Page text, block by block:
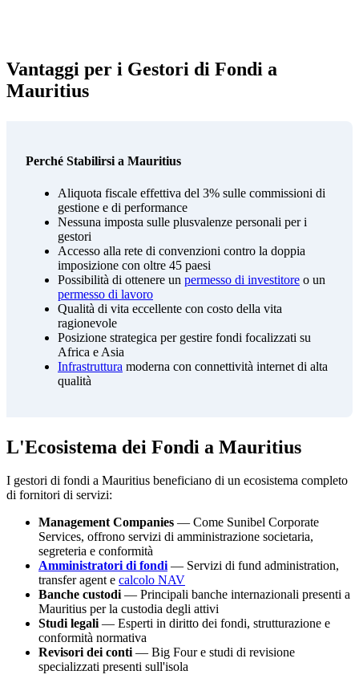
Vantaggi per i Gestori di Fondi a
Mauritius
Perché Stabilirsi a Mauritius
Aliquota fiscale effettiva del 3% sulle commissioni di
gestione e di performance
Nessuna imposta sulle plusvalenze personali per i
gestori
Accesso alla rete di convenzioni contro la doppia
imposizione con oltre 45 paesi
Possibilità di ottenere un permesso di investitore o un
permesso di lavoro
Qualità di vita eccellente con costo della vita
ragionevole
Posizione strategica per gestire fondi focalizzati su
Africa e Asia
Infrastruttura moderna con connettività internet di alta
qualità
L'Ecosistema dei Fondi a Mauritius
I gestori di fondi a Mauritius beneficiano di un ecosistema completo
di fornitori di servizi:
Management Companies — Come Sunibel Corporate
Services, offrono servizi di amministrazione societaria,
segreteria e conformità
Amministratori di fondi— Servizi di fund administration,
transfer agent e calcolo NAV
Banche custodi— Principali banche internazionali presenti a
Mauritius per la custodia degli attivi
Studi legali— Esperti in diritto dei fondi, strutturazione e
conformità normativa
Revisori dei conti— Big Four e studi di revisione
specializzati presenti sull'isola